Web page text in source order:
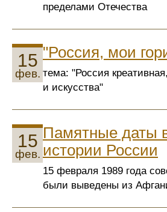
пределами Отечества
15
фев.
"Россия, мои
тема: "Россия
и искусства"
15
фев.
Памятные даты
истории России
15 февраля 1989 года
были выведены из